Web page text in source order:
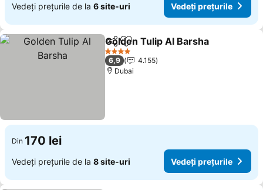
Vedeți prețurile de la 6 site-uri Vedeți prețurile
DistribuițiAdăugaţi la favorite
Golden Tulip Al Barsha
4 Stele
6,9
4.155
Dubai
Din 170 lei
Vedeți prețurile de la 8 site-uri Vedeți prețurile